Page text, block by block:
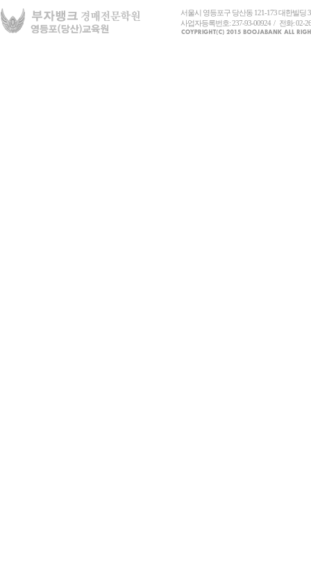
서울시 영등포구 당산동 121-173 대한빌
사업자등록번호: 237-93-00924 / 전화: 02-